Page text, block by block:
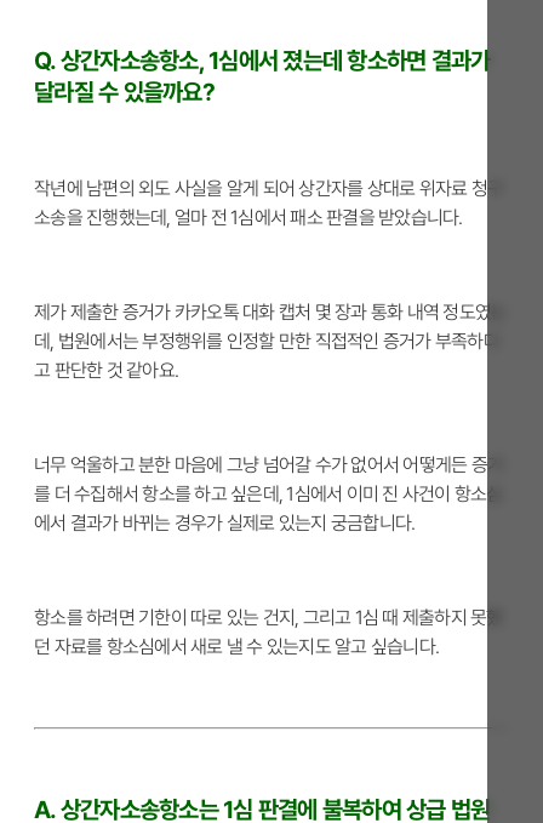
Q. 상간자소송항소, 1심에서 졌는데 항소하면 결과가
달라질 수 있을까요?
작년에 남편의 외도 사실을 알게 되어 상간자를 상대로 위자료 청구
소송을 진행했는데, 얼마 전 1심에서 패소 판결을 받았습니다.
제가 제출한 증거가 카카오톡 대화 캡처 몇 장과 통화 내역 정도였는
데, 법원에서는 부정행위를 인정할 만한 직접적인 증거가 부족하다
고 판단한 것 같아요.
너무 억울하고 분한 마음에 그냥 넘어갈 수가 없어서 어떻게든 증거
를 더 수집해서 항소를 하고 싶은데, 1심에서 이미 진 사건이 항소심
에서 결과가 바뀌는 경우가 실제로 있는지 궁금합니다.
항소를 하려면 기한이 따로 있는 건지, 그리고 1심 때 제출하지 못했
던 자료를 항소심에서 새로 낼 수 있는지도 알고 싶습니다.
A. 상간자소송항소는 1심 판결에 불복하여 상급 법원